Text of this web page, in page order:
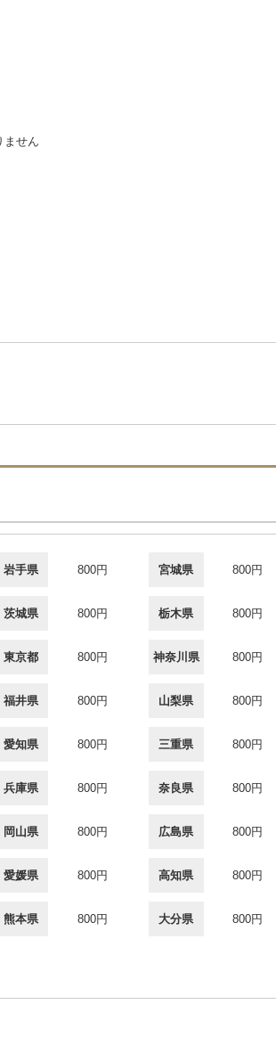
ません
岩手県 800円 宮城県 800円
茨城県 800円 栃木県 800円
東京都 800円 神奈川県 800円
福井県 800円 山梨県 800円
愛知県 800円 三重県 800円
兵庫県 800円 奈良県 800円
岡山県 800円 広島県 800円
愛媛県 800円 高知県 800円
熊本県 800円 大分県 800円